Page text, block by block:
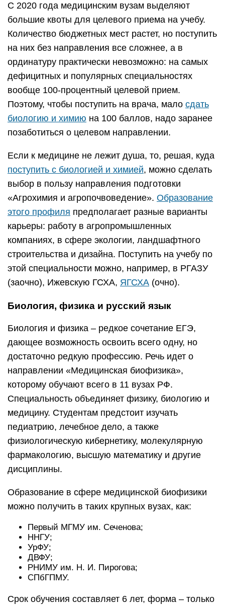
С 2020 года медицинским вузам выделяют
большие квоты для целевого приема на учебу.
Количество бюджетных мест растет, но поступить
на них без направления все сложнее, а в
ординатуру практически невозможно: на самых
дефицитных и популярных специальностях
вообще 100-процентный целевой прием.
Поэтому, чтобы поступить на врача, мало сдать
биологию и химию на 100 баллов, надо заранее
позаботиться о целевом направлении.
Если к медицине не лежит душа, то, решая, куда
поступить с биологией и химией, можно сделать
выбор в пользу направления подготовки
«Агрохимия и агропочвоведение». Образование
этого профиля предполагает разные варианты
карьеры: работу в агропромышленных
компаниях, в сфере экологии, ландшафтного
строительства и дизайна. Поступить на учебу по
этой специальности можно, например, в РГАЗУ
(заочно), Ижевскую ГСХА, ЯГСХА (очно).
Биология, физика и русский язык
Биология и физика – редкое сочетание ЕГЭ,
дающее возможность освоить всего одну, но
достаточно редкую профессию. Речь идет о
направлении «Медицинская биофизика»,
которому обучают всего в 11 вузах РФ.
Специальность объединяет физику, биологию и
медицину. Студентам предстоит изучать
педиатрию, лечебное дело, а также
физиологическую кибернетику, молекулярную
фармакологию, высшую математику и другие
дисциплины.
Образование в сфере медицинской биофизики
можно получить в таких крупных вузах, как:
Первый МГМУ им. Сеченова;
ННГУ;
УрФУ;
ДВФУ;
РНИМУ им. Н. И. Пирогова;
СПбГПМУ.
Срок обучения составляет 6 лет, форма – только